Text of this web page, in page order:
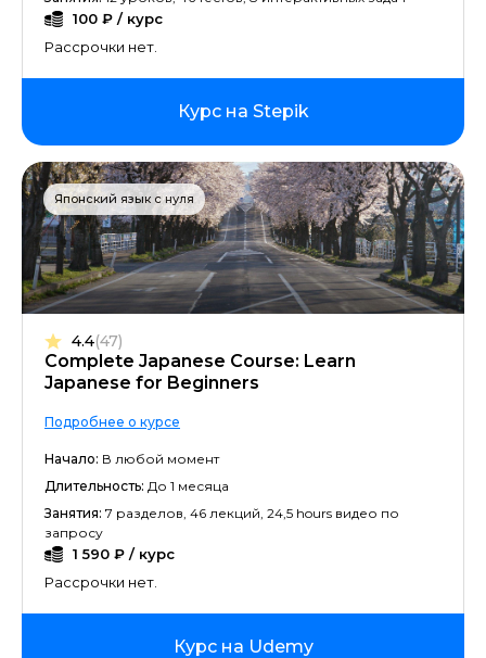
100 ₽ / курс
Рассрочки нет.
Курс на Stepik
Японский язык с нуля
Complete Japanese Course: Learn
Japanese for Beginners
4.4(47)
Подробнее о курсе
Начало: В любой момент
Длительность: До 1 месяца
Занятия: 7 разделов, 46 лекций, 24,5 hours видео по
запросу
1 590 ₽ / курс
Рассрочки нет.
Курс на Udemy